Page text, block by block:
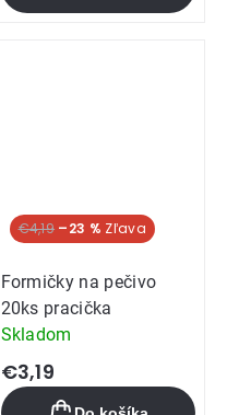
€4,19 –23 %
Formičky na pečivo
20ks pracička
Skladom
€3,19